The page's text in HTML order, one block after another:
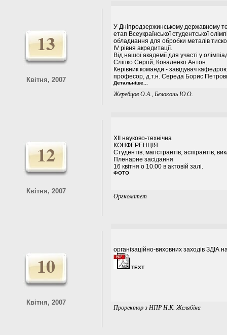
13
Квітня, 2007
У Дніпродзержинському державному
етап Всеукраїнської студентської
обладнання для обробки металів
ІV рівня акредитації.
Від нашої академії для участі у
Сліпко Сергій, Коваленко Антон.
Керівник команди - завідувач
професор, д.т.н. Середа Борис
Детальніше...
Жеребцов О.А., Бєлоконь Ю.О.
12
Квітня, 2007
XII науково-технічна
КОНФЕРЕНЦІЯ
Студентів, магістрантів, аспірантів,
Пленарне засідання
16 квітня о 10.00 в актовій залі.
ФОТО
Оргкомітет
10
Квітня, 2007
організаційно-виховних заходів ЗДІА
TEXT
Проректор з НПР Н.К. Желябіна